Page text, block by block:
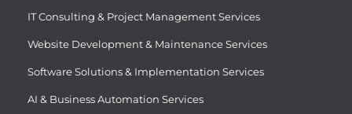
IT Consulting & Project Management Services
Website Development & Maintenance Services
Software Solutions & Implementation Services
AI & Business Automation Services